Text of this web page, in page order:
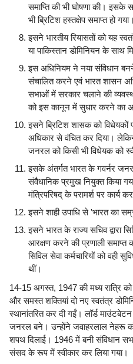
समाप्ति की भी घोषणा की। इसके
भी ब्रिटिश हस्तक्षेप समाप्त हो गया।
इसने भारतीय रियासतों को यह
या पाकिस्तान डोमिनियन के साथ
इस अधिनियम ने नया संविधान
संचालित करने एवं भारत शासन
सभाओं में सरकार चलाने की व्यवस्था
को इस कानून में सुधार करने का
इसने ब्रिटिश शासक को
अधिकार से वंचित कर दिया।
जनरल को किसी भी विधेयक को
इसके अंतर्गत भारत के गवर्नर जनरल
संवैधानिक प्रमुख नियुक्त किया
मंत्रिपरिषद् के परामर्श पर कार्य
इसने शाही उपाधि से 'भारत का
इसने भारत के राज्य सचिव द्वारा
आरक्षण करने की प्रणाली
सिविल सेवा कर्मचारियों को वही
थीं।
14-15 अगस्त, 1947 की मध्य रात्रि
और समस्त शक्तियां दो नए स्वतंत्र
स्थानांतरित कर दी गईं। लॉर्ड
जनरल बने। उन्होंने जवाहरलाल नेहरू
शपथ दिलाई। 1946 में बनी संविधान
संसद के रूप में स्वीकार कर लिया गया।